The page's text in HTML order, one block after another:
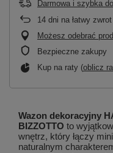
Darmowa i szybka
14 dni na łatwy zwrot
Możesz odebrać
Bezpieczne zakupy
Kup na raty (oblicz
Wazon dekoracyjny
BIZZOTTO to
wnętrz, który łączy
naturalnym